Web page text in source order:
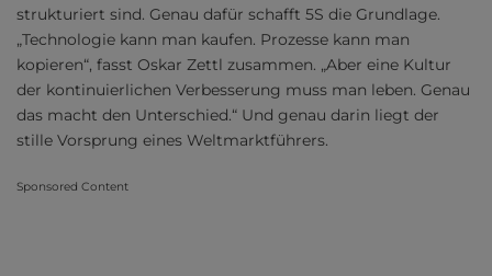
strukturiert sind. Genau dafür schafft 5S die Grundlage.
„Technologie kann man kaufen. Prozesse kann man
kopieren“, fasst Oskar Zettl zusammen. „Aber eine Kultur
der kontinuierlichen Verbesserung muss man leben. Genau
das macht den Unterschied.“ Und genau darin liegt der
stille Vorsprung eines Weltmarktführers.
Sponsored Content